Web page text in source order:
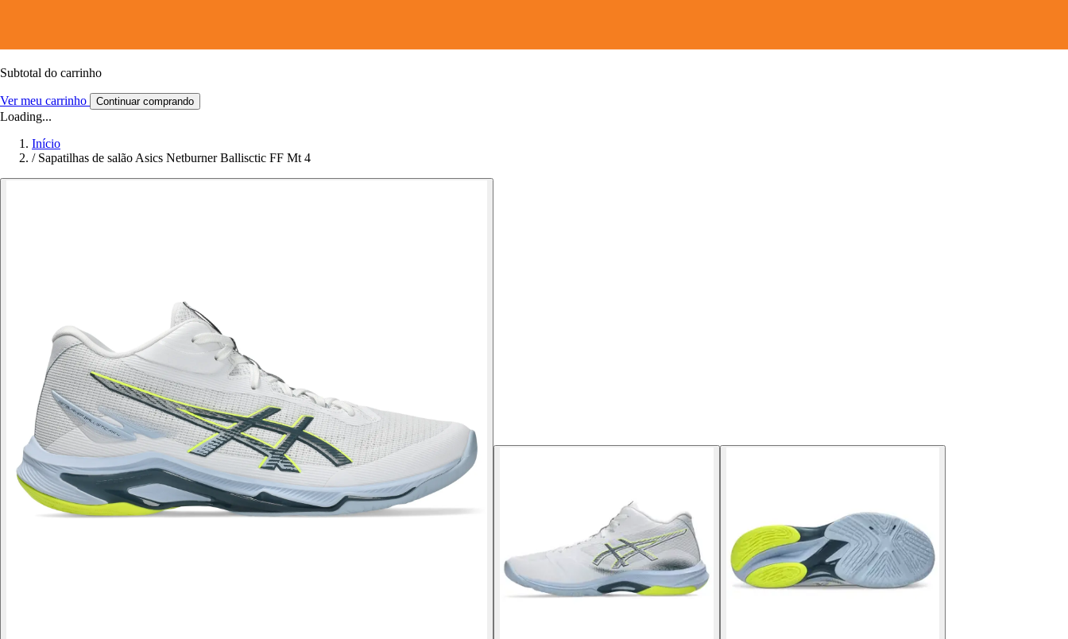
Subtotal do carrinho
Ver meu carrinho Continuar comprando
Loading...
Início
/ Sapatilhas de salão Asics Netburner Ballisctic FF Mt 4